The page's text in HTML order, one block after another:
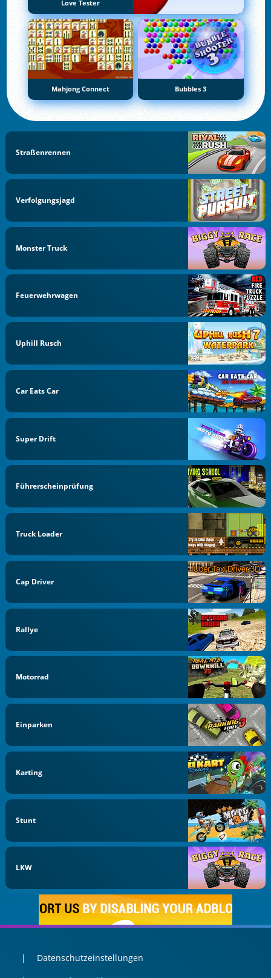
Love Tester
Mahjong Connect Bubbles 3
Straßenrennen
Verfolgungsjagd
Monster Truck
Feuerwehrwagen
Uphill Rusch
Car Eats Car
Super Drift
Führerscheinprüfung
Truck Loader
Cap Driver
Rallye
Motorrad
Einparken
Karting
Stunt
LKW
Datenschutzeinstellungen